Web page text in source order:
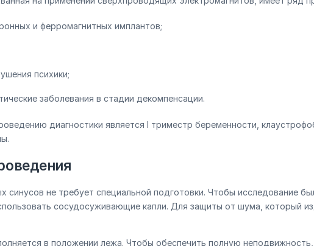
и ферромагнитных имплантов;
психики;
заболевания в стадии декомпенсации.
диагностики является I триместр беременности,
синусов не требует специальной подготовки. Чтобы исследование
сосудосуживающие капли. Для защиты от шума, который
в положении лежа. Чтобы обеспечить полную